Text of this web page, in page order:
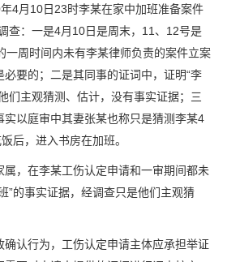
年4月10日23时李某在家中加班准备案件
查：一是4月10日是周末，11、12号是
一周时间内未有李某律师负责的案件立案
要的；二是其同事的证词中，证明“李
们主观猜测、估计，没有事实证据；三
实以庭审中其妻张某也称只是猜测李某4
后，进入书房在加班。
属，在李某工伤认定申请和一审期间都未
”的事实证据，经调查只是他们主观猜
确认行为，工伤认定申请主体应承担举证